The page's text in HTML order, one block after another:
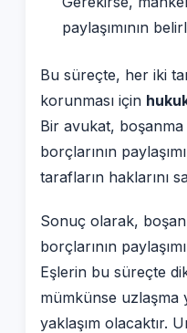
paylaşımının
Bu süreçte, her iki
korunması için
Bir avukat,
borçlarının
tarafların haklarını
Sonuç olarak,
borçlarının
Eşlerin bu süreçte
mümkünse uzlaşma
yaklaşım olacaktır.